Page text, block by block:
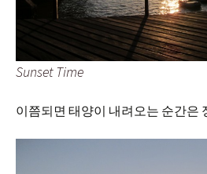
Sunset Time
이쯤되면 태양이 내려오는 순간은